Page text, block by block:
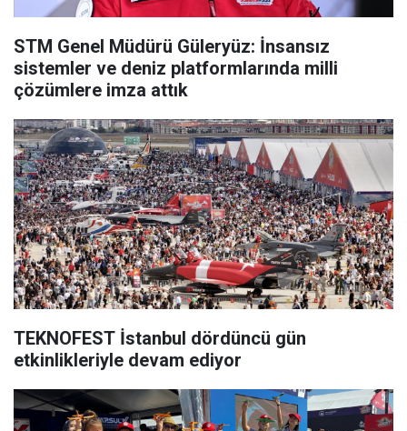
STM Genel Müdürü Güleryüz: İnsansız
sistemler ve deniz platformlarında milli
çözümlere imza attık
TEKNOFEST İstanbul dördüncü gün
etkinlikleriyle devam ediyor